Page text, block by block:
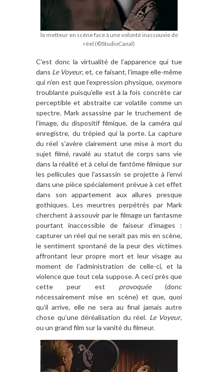
le metteur en scène face à une volonté inassouvie de
réel (©StudioCanal)
C’est donc la virtualité de l’apparence qui tue
dans Le Voyeur, et, ce faisant, l’image elle-même
qui n’en est que l’expression physique, oxymore
troublante puisqu’elle est à la fois concrète car
perceptible et abstraite car volatile comme un
spectre. Mark assassine par le truchement de
l’image, du dispositif filmique, de la caméra qui
enregistre, du trépied qui la porte. La capture
du réel s’avère clairement une mise à mort du
sujet filmé, ravalé au statut de corps sans vie
dans la réalité et à celui de fantôme filmique sur
les pellicules que l’assassin se projette à l’envi
dans une pièce spécialement prévue à cet effet
dans son appartement aux allures presque
gothiques. Les meurtres perpétrés par Mark
cherchent à assouvir par le filmage un fantasme
pourtant inaccessible de faiseur d’images :
capturer un réel qui ne serait pas mis en scène,
le sentiment spontané de la peur des victimes
affrontant leur propre mort et leur visage au
moment de l’administration de celle-ci, et la
violence que tout cela suppose. A ceci près que
cette peur est provoquée(donc
nécessairement mise en scène) et que, quoi
qu’il arrive, elle ne sera au final jamais autre
chose qu’une déréalisation du réel. Le Voyeur,
ou un grand film sur la vanité du filmeur.